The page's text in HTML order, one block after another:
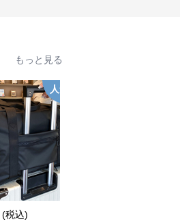
もっと見る
人気
(税込)